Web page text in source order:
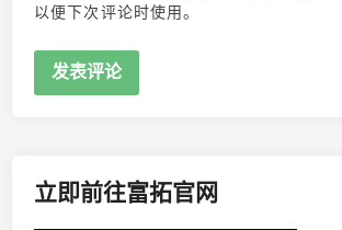
以便下次评论时使用。
立即前往富拓官网